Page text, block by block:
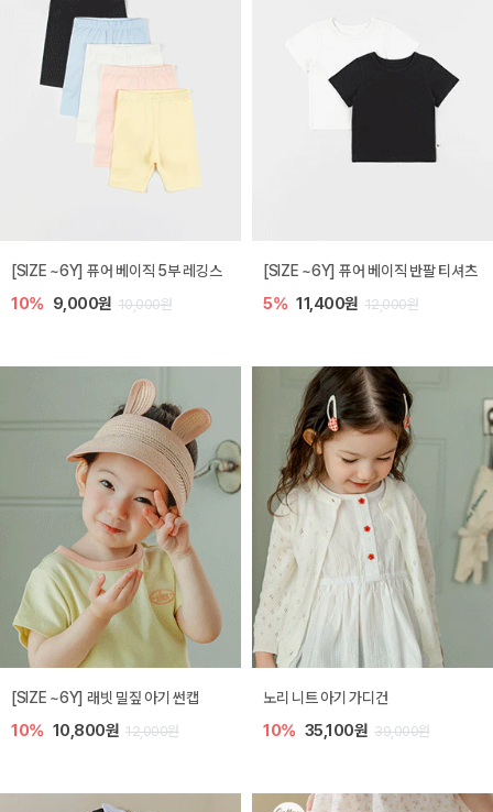
[SIZE ~6Y] 퓨어 베이직 5부 레깅스
10% 9,000원 10,000원
[SIZE ~6Y] 퓨어 베이직 반팔 티셔츠
5% 11,400원 12,000원
[SIZE ~6Y] 래빗 밀짚 아기 썬캡
10% 10,800원 12,000원
노리 니트 아기 가디건
10% 35,100원 39,000원